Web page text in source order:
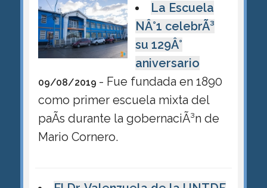
La Escuela
NÂ°1 celebrÃ³
su 129Â°
aniversario
09/08/2019 - Fue fundada en 1890
como primer escuela mixta del
paÃ­s durante la gobernaciÃ³n de
Mario Cornero.